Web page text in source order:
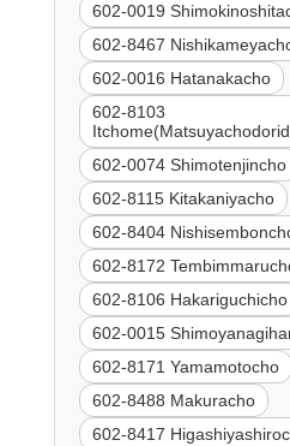
602-0019
602-8467
602-0016 Hatanakacho
602-8103
602-0074 Shimotenjincho
602-8115 Kitakaniyacho
602-8404
602-8172
602-8106 Hakariguchicho
602-0015
602-8171 Yamamotocho
602-8488 Makuracho
602-8417